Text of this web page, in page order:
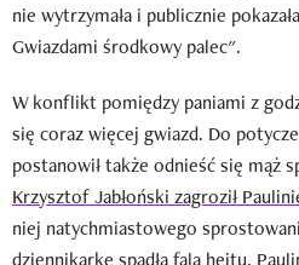
nie wytrzymała i publicznie
Gwiazdami środkowy palec".
W konflikt pomiędzy paniami z
się coraz więcej gwiazd. Do
postanowił także odnieść się mąż
Krzysztof Jabłoński zagroził
niej natychmiastowego
dziennikarkę spadła fala hejtu.